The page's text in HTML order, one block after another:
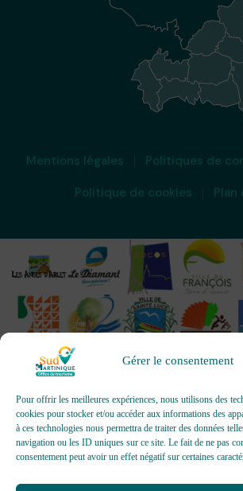
Gérer le consentement
Pour offrir les meilleures expériences, nous utilisons des
cookies pour stocker et/ou accéder aux informations des
à ces technologies nous permettra de traiter des données
navigation ou les ID uniques sur ce site. Le fait de ne pas
consentement peut avoir un effet négatif sur certaines
Mentions légales
Politiques de
Politique de cookies
Plan
OFFICES DE TOURISME - Pour les
d’information, de promotion/communication,
d’événements